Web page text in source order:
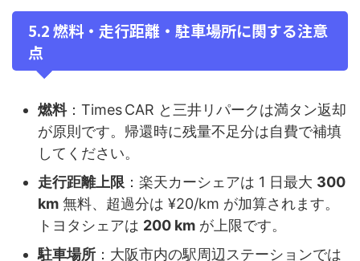
5.2 燃料・走行距離・駐車場所に関する注意
点
燃料：Times CAR と三井リパークは満タン返却
が原則です。帰還時に残量不足分は自費で補填
してください。
走行距離上限 ：楽天カーシェアは 1 日最大 300
km 無料、超過分は ¥20/km が加算されます。
トヨタシェアは 200 km が上限です。
駐車場所 ：大阪市内の駅周辺ステーションでは